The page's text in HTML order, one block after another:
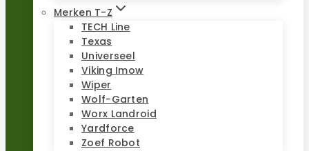
Merken T-Z
TECH Line
Texas
Universeel
Viking Imow
Wiper
Wolf-Garten
Worx Landroid
Yardforce
Zoef Robot